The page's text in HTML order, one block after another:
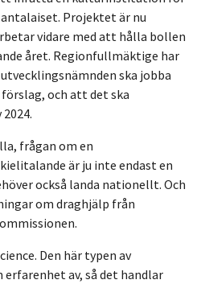
Projektet är nu
vidare med att hålla bollen
året. Regionfullmäktige har
ska jobba
och att det ska
frågan om en
är ju inte endast en
också landa nationellt. Och
om draghjälp från
Den här typen av
av, så det handlar